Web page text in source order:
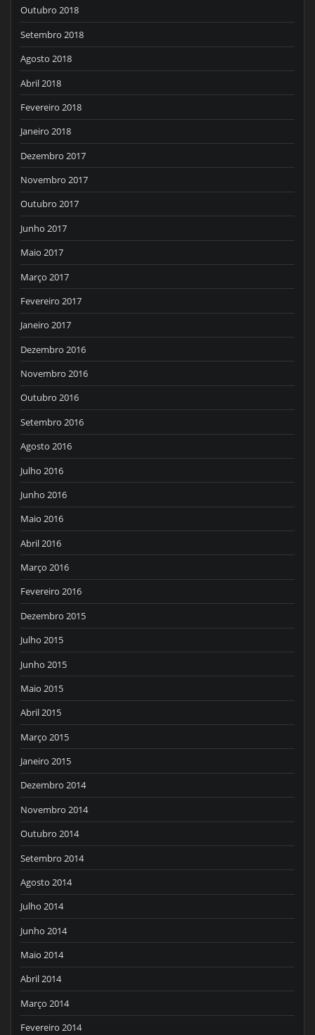
Outubro 2018
Setembro 2018
Agosto 2018
Abril 2018
Fevereiro 2018
Janeiro 2018
Dezembro 2017
Novembro 2017
Outubro 2017
Junho 2017
Maio 2017
Março 2017
Fevereiro 2017
Janeiro 2017
Dezembro 2016
Novembro 2016
Outubro 2016
Setembro 2016
Agosto 2016
Julho 2016
Junho 2016
Maio 2016
Abril 2016
Março 2016
Fevereiro 2016
Dezembro 2015
Julho 2015
Junho 2015
Maio 2015
Abril 2015
Março 2015
Janeiro 2015
Dezembro 2014
Novembro 2014
Outubro 2014
Setembro 2014
Agosto 2014
Julho 2014
Junho 2014
Maio 2014
Abril 2014
Março 2014
Fevereiro 2014